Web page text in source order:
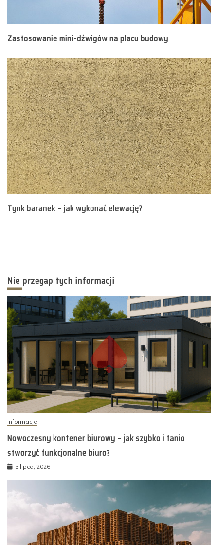
Zastosowanie mini-dźwigów na placu budowy
Tynk baranek – jak wykonać elewację?
Nie przegap tych informacji
Informacje
Nowoczesny kontener biurowy – jak szybko i tanio
stworzyć funkcjonalne biuro?
5 lipca, 2026